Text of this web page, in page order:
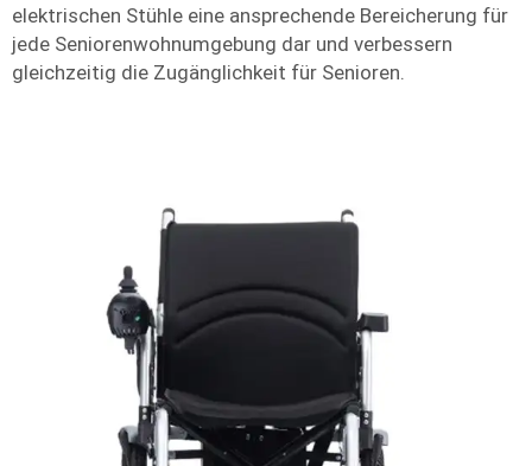
elektrischen Stühle eine ansprechende Bereicherung für
jede Seniorenwohnumgebung dar und verbessern
gleichzeitig die Zugänglichkeit für Senioren.